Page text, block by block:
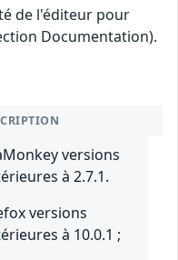
de l'éditeur pour
Documentation).
versions
à 2.7.1.
versions
à 10.0.1 ;